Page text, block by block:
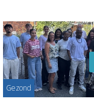
Gezond